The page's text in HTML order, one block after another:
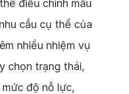
điều chỉnh mẫu
cầu cụ thể của
nhiều nhiệm vụ
chọn trạng thái,
độ nỗ lực,